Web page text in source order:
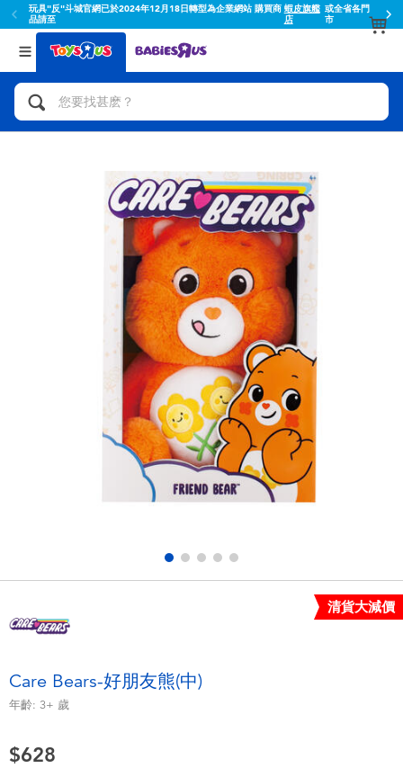
玩具"反"斗城官網已於2024年12月18日轉型為企業網站 購買商
品請至
蝦皮旗艦
店
或全省各門
市
返回
分類目錄
人氣英雄,角色扮演,射擊玩具
拼砌組合及樂高LEGO
玩具車,貨車,火車及遙控系列
手工藝,文具,蠟筆,泥膠,畫板
娃娃, 芭比,收藏公仔
電子玩具
遊戲及拼圖系列
派對用品
返回
品牌
Toy Story玩具總動員
52TOYS
Miniso名創優品
playpop
LEGO樂高
NERF熱火 清貨大減價
Care Bears-好朋友熊(中)
年齡: 3+ 歲
$628